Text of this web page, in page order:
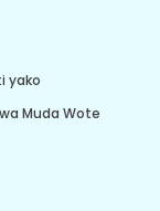
yako
Muda Wote